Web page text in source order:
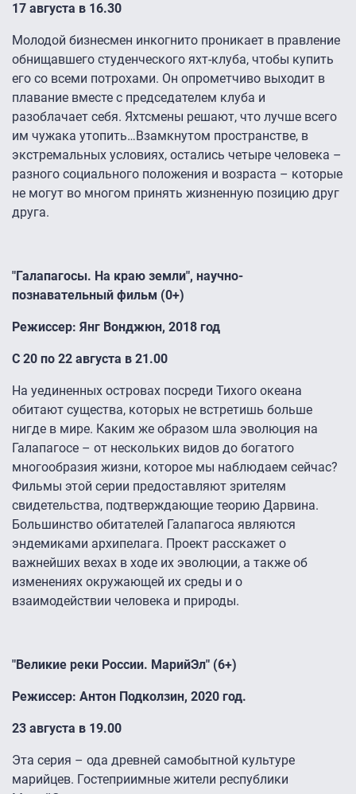
17 августа в 16.30
Молодой бизнесмен инкогнито проникает в правление
обнищавшего студенческого яхт-клуба, чтобы купить
его со всеми потрохами. Он опрометчиво выходит в
плавание вместе с председателем клуба и
разоблачает себя. Яхтсмены решают, что лучше всего
им чужака утопить…Взамкнутом пространстве, в
экстремальных условиях, остались четыре человека –
разного социального положения и возраста – которые
не могут во многом принять жизненную позицию друг
друга.
"Галапагосы. На краю земли", научно-
познавательный фильм (0+)
Режиссер: Янг Вонджюн, 2018 год
С 20 по 22 августа в 21.00
На уединенных островах посреди Тихого океана
обитают существа, которых не встретишь больше
нигде в мире. Каким же образом шла эволюция на
Галапагосе – от нескольких видов до богатого
многообразия жизни, которое мы наблюдаем сейчас?
Фильмы этой серии предоставляют зрителям
свидетельства, подтверждающие теорию Дарвина.
Большинство обитателей Галапагоса являются
эндемиками архипелага. Проект расскажет о
важнейших вехах в ходе их эволюции, а также об
изменениях окружающей их среды и о
взаимодействии человека и природы.
"Великие реки России. МарийЭл" (6+)
Режиссер: Антон Подколзин, 2020 год.
23 августа в 19.00
Эта серия – ода древней самобытной культуре
марийцев. Гостеприимные жители республики